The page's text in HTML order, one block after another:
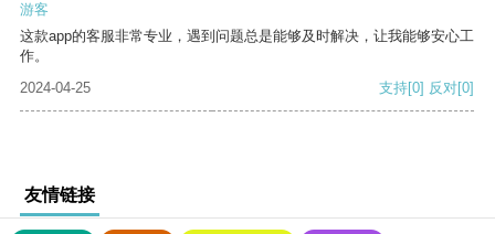
游客
这款app的客服非常专业，遇到问题总是能够及时解决，让我能够安心工
作。
2024-04-25
支持[0] 反对[0]
友情链接